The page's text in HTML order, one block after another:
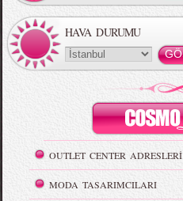
HAVA DURUMU
OUTLET CENTER ADRESLERİ
MODA TASARIMCILARI